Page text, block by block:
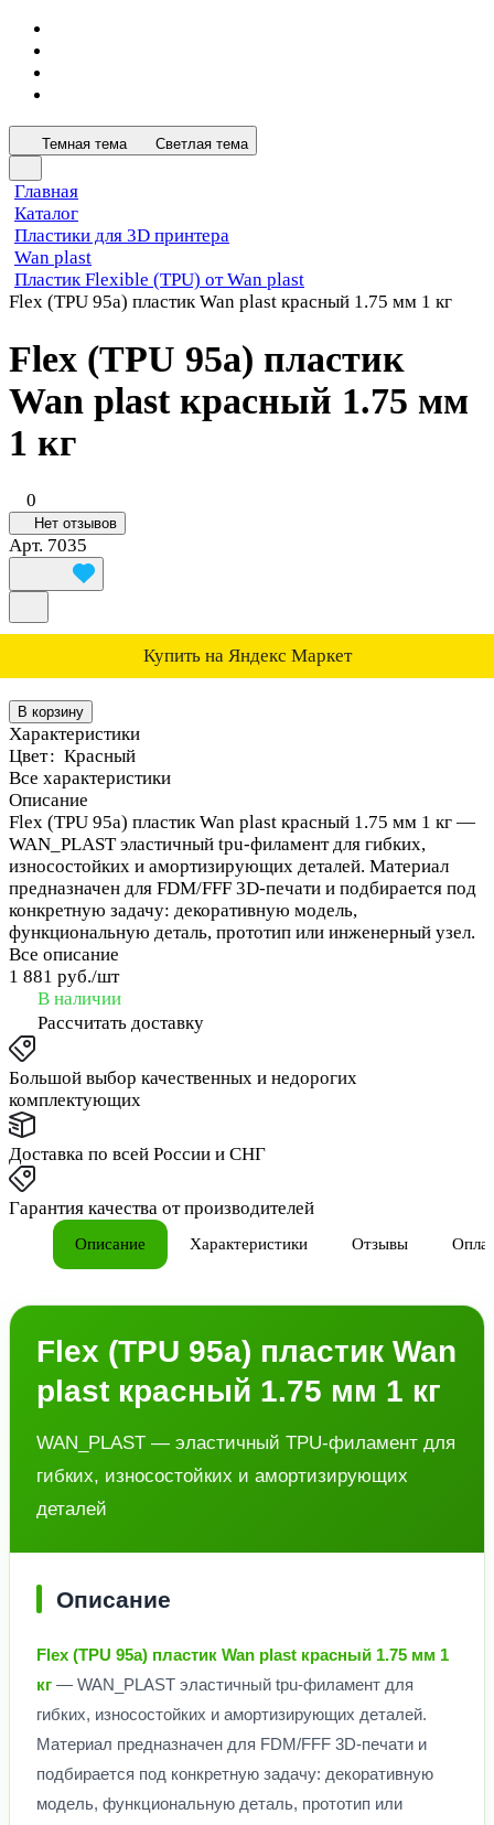
Темная тема Светлая тема
Главная
Каталог
Пластики для 3D принтера
Wan plast
Пластик Flexible (TPU) от Wan plast
Flex (TPU 95a) пластик Wan plast красный 1.75 мм 1 кг
Flex (TPU 95a) пластик
Wan plast красный 1.75 мм
1 кг
0
Нет отзывов
Арт. 7035
Купить на Яндекс Маркет
В корзину
Характеристики
Цвет: Красный
Все характеристики
Описание
Flex (TPU 95a) пластик Wan plast красный 1.75 мм 1 кг —
WAN_PLAST эластичный tpu-филамент для гибких,
износостойких и амортизирующих деталей. Материал
предназначен для FDM/FFF 3D-печати и подбирается под
конкретную задачу: декоративную модель,
функциональную деталь, прототип или инженерный узел.
Все описание
1 881 руб./шт
В наличии
Рассчитать доставку
Большой выбор качественных и недорогих
комплектующих
Доставка по всей России и СНГ
Гарантия качества от производителей
Описание Характеристики Отзывы
Flex (TPU 95a) пластик Wan
plast красный 1.75 мм 1 кг
WAN_PLAST — эластичный TPU-филамент для
гибких, износостойких и амортизирующих
деталей
Описание
Flex (TPU 95a) пластик Wan plast красный 1.75 мм 1
кг — WAN_PLAST эластичный tpu-филамент для
гибких, износостойких и амортизирующих деталей.
Материал предназначен для FDM/FFF 3D-печати и
подбирается под конкретную задачу: декоративную
модель, функциональную деталь, прототип или